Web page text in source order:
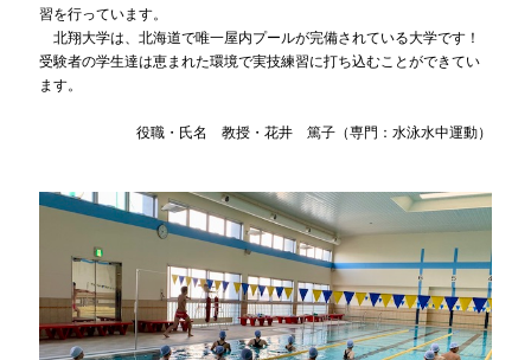
習を行っています。
北翔大学は、北海道で唯一屋内プールが完備されている大学です！
受験者の学生達は恵まれた環境で実技練習に打ち込むことができてい
ます。
役職・氏名 教授・花井 篤子（専門：水泳水中運動）